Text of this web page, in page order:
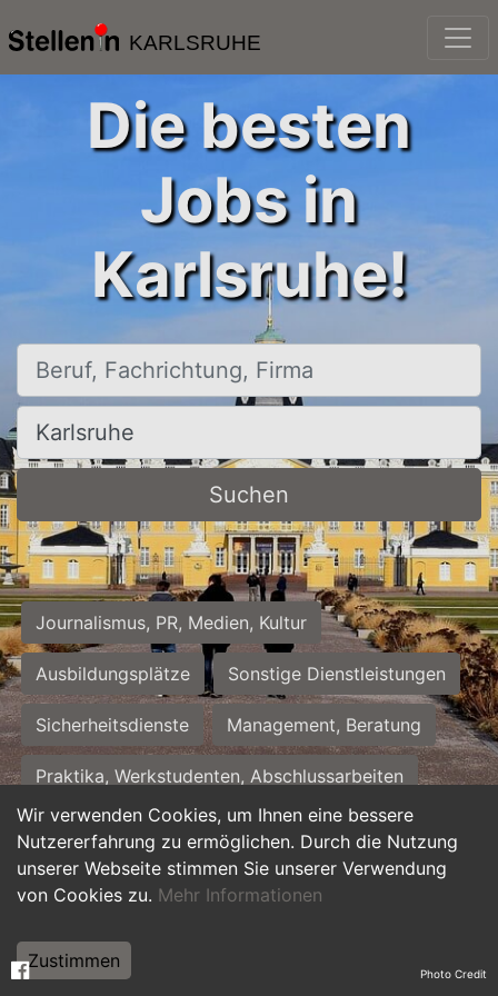
KARLSRUHE
Wir verwenden Cookies, um Ihnen eine bessere
Nutzererfahrung zu ermöglichen. Durch die Nutzung
unserer Webseite stimmen Sie unserer Verwendung
von Cookies zu. Mehr Informationen
Zustimmen
Die besten
Jobs in
Karlsruhe!
Beruf, Fachrichtung, Firma
Ort, Stadt
Suchen
Journalismus, PR, Medien, Kultur
Ausbildungsplätze Sonstige Dienstleistungen
Sicherheitsdienste Management, Beratung
Praktika, Werkstudenten, Abschlussarbeiten
Personalwesen Assistenz, Sekretariat
Hilfskräfte, Aushilfs- und Nebenjobs
Weiterbildung, Studium, duale Ausbildung Photo Credit